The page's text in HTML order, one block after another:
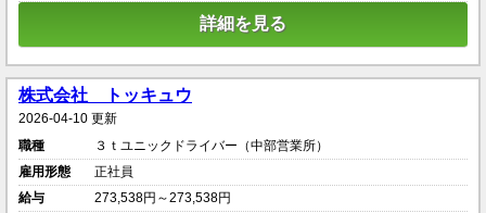
詳細を見る
株式会社 トッキュウ
2026-04-10 更新
職種
３ｔユニックドライバー（中部営業所）
雇用形態
正社員
給与
273,538円～273,538円